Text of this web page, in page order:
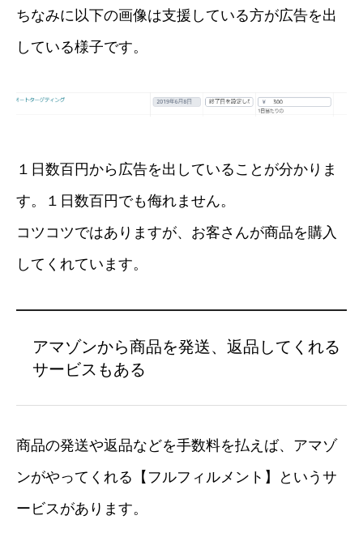
ちなみに以下の画像は支援している方が広告を出
している様子です。
１日数百円から広告を出していることが分かりま
す。１日数百円でも侮れません。
コツコツではありますが、お客さんが商品を購入
してくれています。
アマゾンから商品を発送、返品してくれる
サービスもある
商品の発送や返品などを手数料を払えば、アマゾ
ンがやってくれる【フルフィルメント】というサ
ービスがあります。